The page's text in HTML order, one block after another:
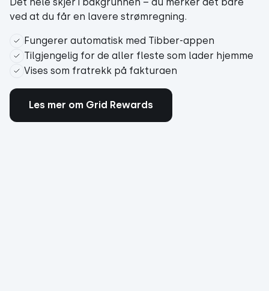
Det hele skjer i bakgrunnen – du merker det bare
ved at du får en lavere strømregning.
Fungerer automatisk med Tibber-appen
Tilgjengelig for de aller fleste som lader hjemme
Vises som fratrekk på fakturaen
Les mer om Grid Rewards